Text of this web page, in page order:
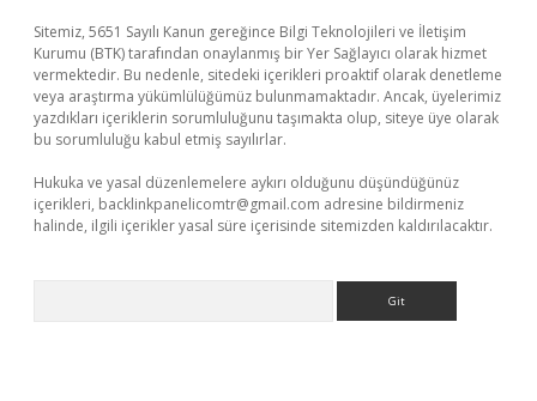
Sitemiz, 5651 Sayılı Kanun gereğince Bilgi Teknolojileri ve İletişim
Kurumu (BTK) tarafından onaylanmış bir Yer Sağlayıcı olarak hizmet
vermektedir. Bu nedenle, sitedeki içerikleri proaktif olarak denetleme
veya araştırma yükümlülüğümüz bulunmamaktadır. Ancak, üyelerimiz
yazdıkları içeriklerin sorumluluğunu taşımakta olup, siteye üye olarak
bu sorumluluğu kabul etmiş sayılırlar.
Hukuka ve yasal düzenlemelere aykırı olduğunu düşündüğünüz
içerikleri, backlinkpanelicomtr@gmail.com adresine bildirmeniz
halinde, ilgili içerikler yasal süre içerisinde sitemizden kaldırılacaktır.